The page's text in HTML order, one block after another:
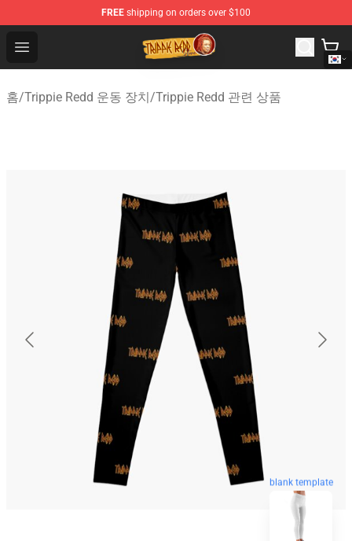
FREE shipping on orders over $100
Open menu
Trippie Redd Store - Official Trippie Redd Merchandise
홈/Trippie Redd 운동 장치/Trippie Redd 관련 상품
blank template